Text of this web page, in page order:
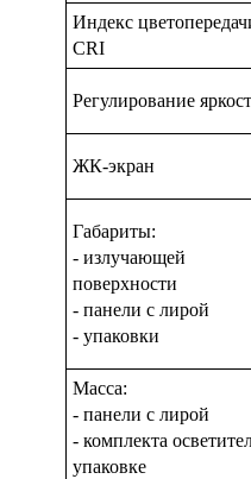
Индекс
CRI
Регулирование
ЖК-экран
Габариты:
- излучающей
поверхности
- панели с лирой
- упаковки
Масса:
- панели с лирой
- комплекта
упаковке